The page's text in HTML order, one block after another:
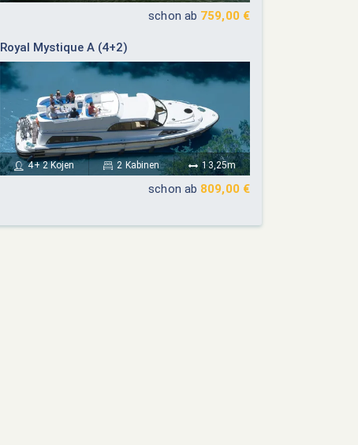
schon ab 759,00 €
Royal Mystique A (4+2)
4+ 2 Kojen 2 Kabinen 13,25m
schon ab 809,00 €